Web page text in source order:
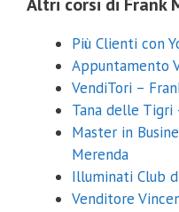
Più Clienti con
Appuntamento
VendiTori –
Tana delle Tigri
Master in
Merenda
Illuminati Club
Venditore